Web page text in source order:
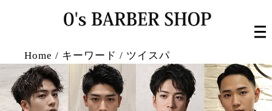
Home / キーワード / ツイスパ